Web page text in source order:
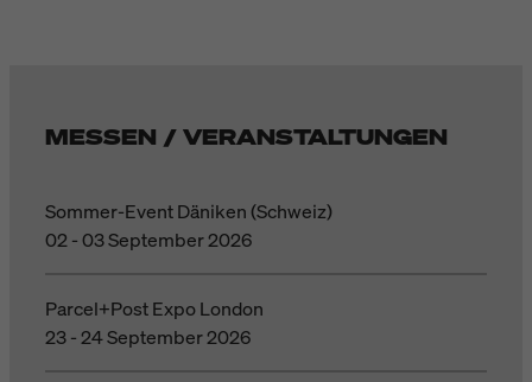
MESSEN / VERANSTALTUNGEN
Sommer-Event Däniken (Schweiz)
02 - 03 September 2026
Parcel+Post Expo London
23 - 24 September 2026